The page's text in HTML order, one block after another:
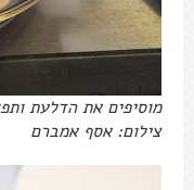
מוסיפים את הדלעת
צילום: אסף אמברם